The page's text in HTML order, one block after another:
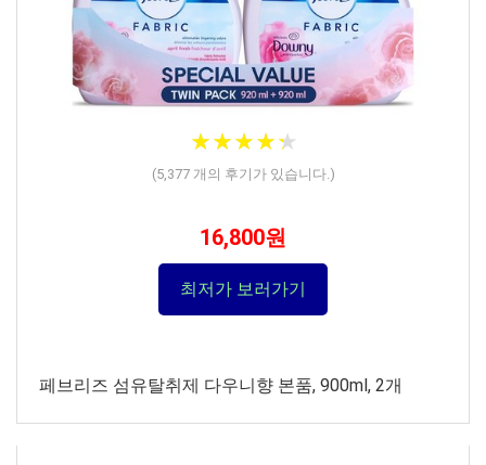
★★★★★
★★★★★
(5,377개의 후기가 있습니다.)
16,800원
최저가 보러가기
페브리즈 섬유탈취제 다우니향 본품, 900ml, 2개